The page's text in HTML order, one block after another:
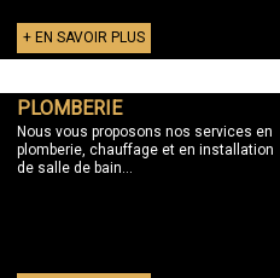
+ EN SAVOIR PLUS
PLOMBERIE
Nous vous proposons nos services en
plomberie, chauffage et en installation
de salle de bain...